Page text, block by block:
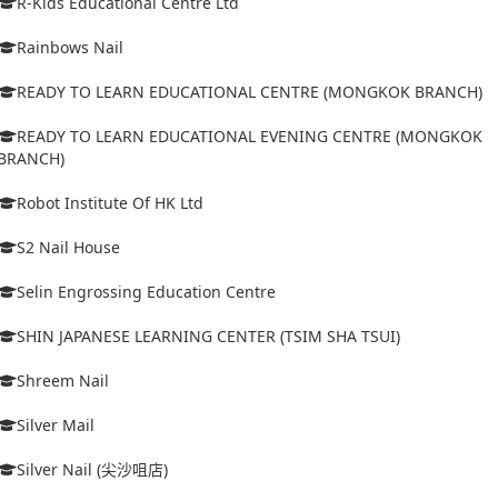
Rainbows Nail
READY TO LEARN EDUCATIONAL CENTRE (MONGKOK BRANCH)
READY TO LEARN EDUCATIONAL EVENING CENTRE (MONGKOK
Robot Institute Of HK Ltd
S2 Nail House
Selin Engrossing Education Centre
SHIN JAPANESE LEARNING CENTER (TSIM SHA TSUI)
Shreem Nail
Silver Mail
Silver Nail (尖沙咀店)